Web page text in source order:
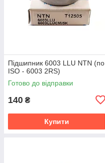
Підшипник 6003 LLU NTN (по
ISO - 6003 2RS)
Готово до відправки
140 ₴
Купити